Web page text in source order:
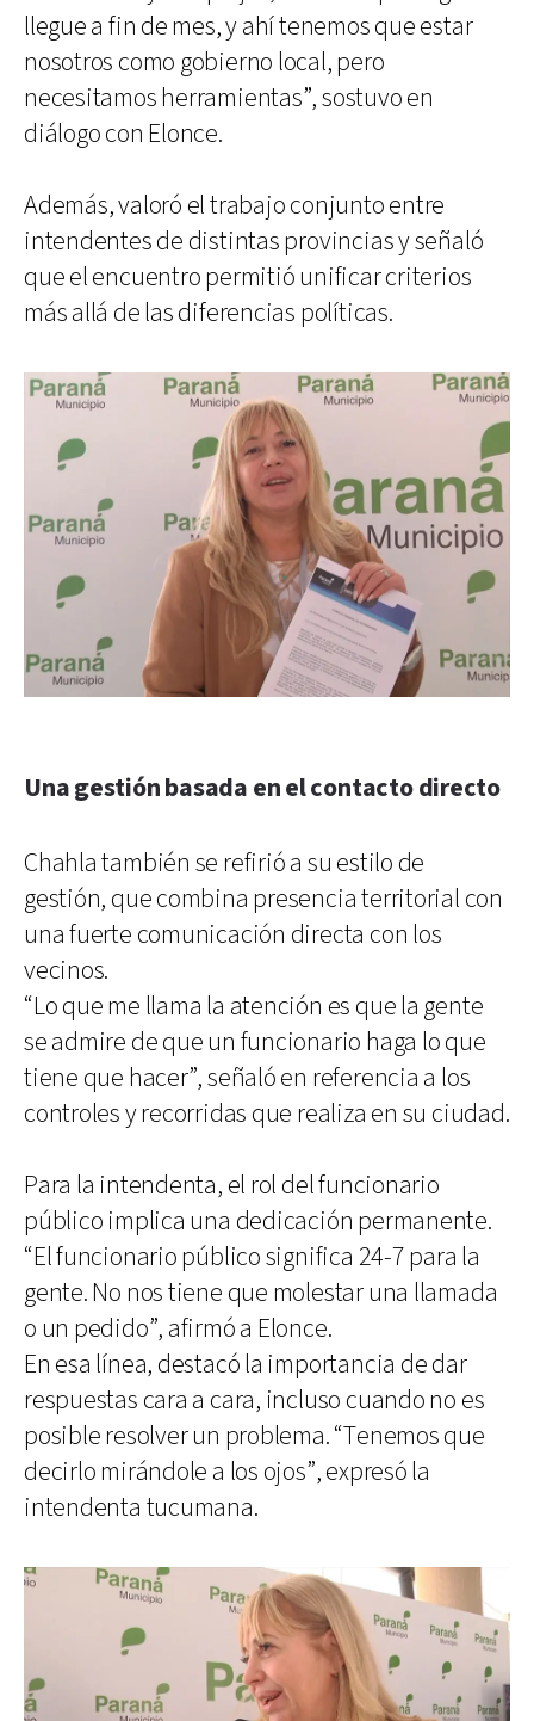
llegue a fin de mes, y ahí tenemos que estar
nosotros como gobierno local, pero
necesitamos herramientas”, sostuvo en
diálogo con Elonce.
Además, valoró el trabajo conjunto entre
intendentes de distintas provincias y señaló
que el encuentro permitió unificar criterios
más allá de las diferencias políticas.
Una gestión basada en el contacto directo
Chahla también se refirió a su estilo de
gestión, que combina presencia territorial con
una fuerte comunicación directa con los
vecinos.
“Lo que me llama la atención es que la gente
se admire de que un funcionario haga lo que
tiene que hacer”, señaló en referencia a los
controles y recorridas que realiza en su ciudad.
Para la intendenta, el rol del funcionario
público implica una dedicación permanente.
“El funcionario público significa 24-7 para la
gente. No nos tiene que molestar una llamada
o un pedido”, afirmó a Elonce.
En esa línea, destacó la importancia de dar
respuestas cara a cara, incluso cuando no es
posible resolver un problema. “Tenemos que
decirlo mirándole a los ojos”, expresó la
intendenta tucumana.